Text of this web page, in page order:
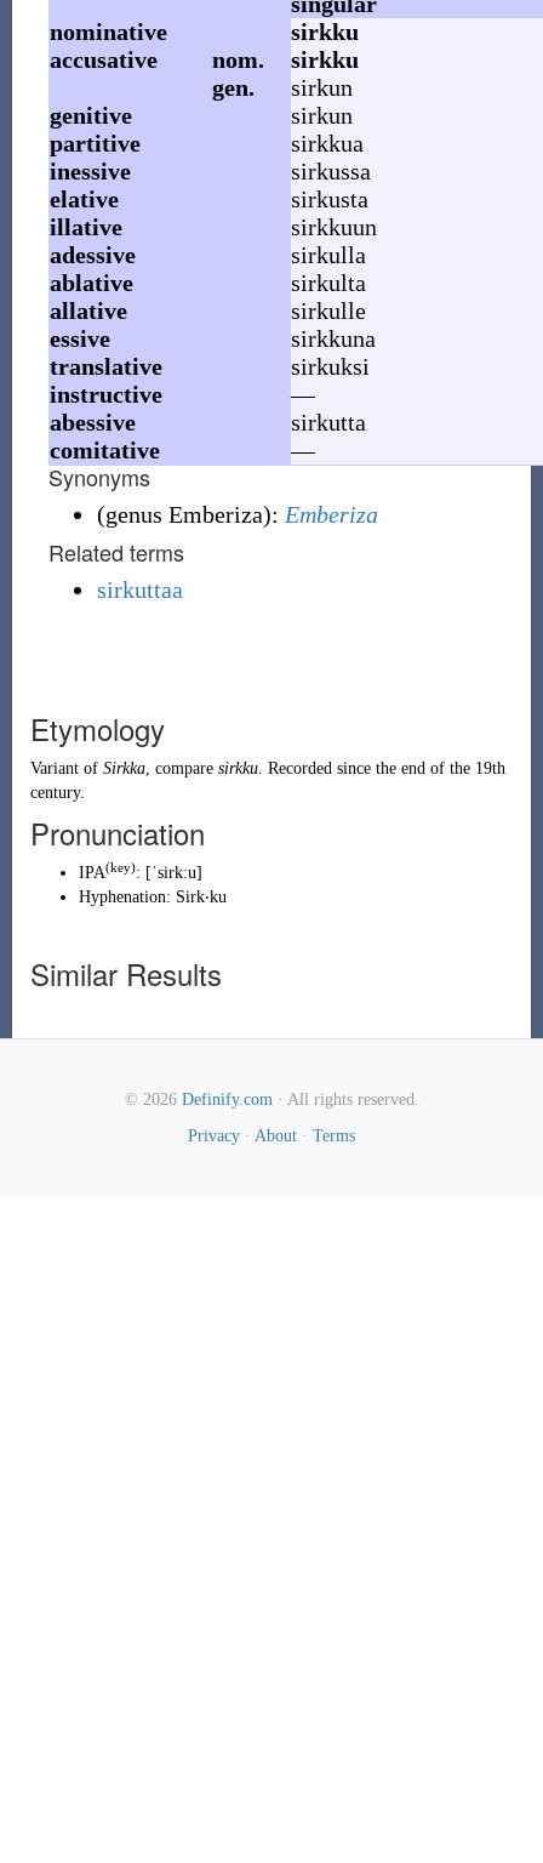
nominative
sirkku
accusative
nom.
sirkku
gen.
sirkun
genitive
sirkun
partitive
sirkkua
inessive
sirkussa
elative
sirkusta
illative
sirkkuun
adessive
sirkulla
ablative
sirkulta
allative
sirkulle
essive
sirkkuna
translative
sirkuksi
instructive
—
abessive
sirkutta
comitative
—
Synonyms
(genus Emberiza): Emberiza
Related terms
sirkuttaa
Etymology
Variant of Sirkka, compare sirkku. Recorded since the end of the 19th
century.
Pronunciation
IPA(key): [ˈsirkːu]
Hyphenation: Sirk‧ku
Similar Results
© 2026 Definify.com· All rights reserved.
Privacy · About · Terms